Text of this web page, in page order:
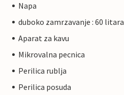
Napa
duboko zamrzavanje : 60 litara
Aparat za kavu
Mikrovalna pecnica
Perilica rublja
Perilica posuda